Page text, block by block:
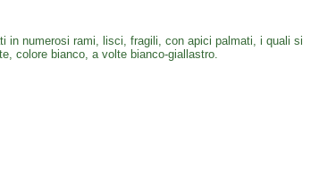
in numerosi rami, lisci, fragili, con apici palmati, i quali si
colore bianco, a volte bianco-giallastro.